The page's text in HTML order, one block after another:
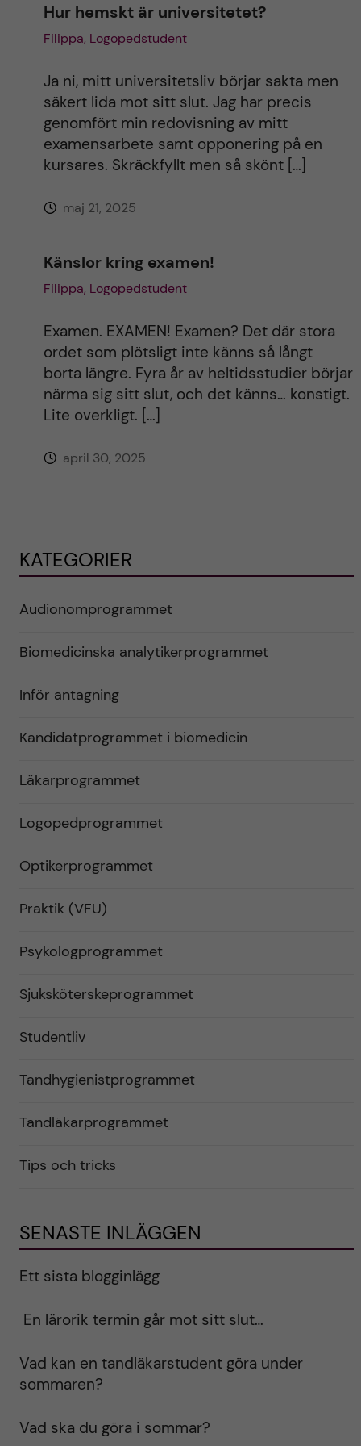
Hur hemskt är universitetet?
Filippa, Logopedstudent
Ja ni, mitt universitetsliv börjar sakta men
säkert lida mot sitt slut. Jag har precis
genomfört min redovisning av mitt
examensarbete samt opponering på en
kursares. Skräckfyllt men så skönt […]
maj 21, 2025
Känslor kring examen!
Filippa, Logopedstudent
Examen. EXAMEN! Examen? Det där stora
ordet som plötsligt inte känns så långt
borta längre. Fyra år av heltidsstudier börjar
närma sig sitt slut, och det känns… konstigt.
Lite overkligt. […]
april 30, 2025
KATEGORIER
Audionomprogrammet
Biomedicinska analytikerprogrammet
Inför antagning
Kandidatprogrammet i biomedicin
Läkarprogrammet
Logopedprogrammet
Optikerprogrammet
Praktik (VFU)
Psykologprogrammet
Sjuksköterskeprogrammet
Studentliv
Tandhygienistprogrammet
Tandläkarprogrammet
Tips och tricks
SENASTE INLÄGGEN
Ett sista blogginlägg
En lärorik termin går mot sitt slut…
Vad kan en tandläkarstudent göra under
sommaren?
Vad ska du göra i sommar?